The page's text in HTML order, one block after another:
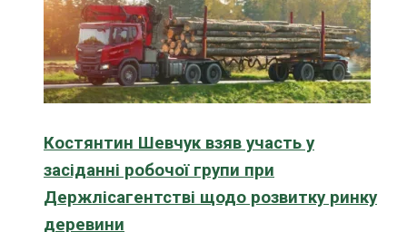
Костянтин Шевчук взяв участь у
засіданні робочої групи при
Держлісагентстві щодо розвитку ринку
деревини